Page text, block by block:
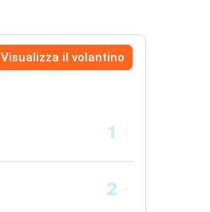
Visualizza il volantino